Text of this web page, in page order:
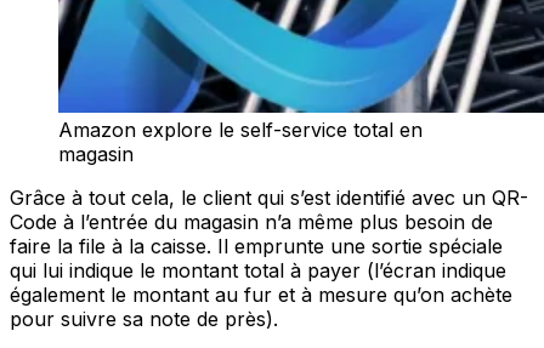
Amazon explore le self-service total en
magasin
Grâce à tout cela, le client qui s’est identifié avec un QR-
Code à l’entrée du magasin n’a même plus besoin de
faire la file à la caisse. Il emprunte une sortie spéciale
qui lui indique le montant total à payer (l’écran indique
également le montant au fur et à mesure qu’on achète
pour suivre sa note de près).